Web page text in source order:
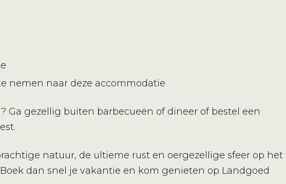
nemen naar deze accommodatie
Ga gezellig buiten barbecueën of dineer of bestel een
natuur, de ultieme rust en oergezellige sfeer op het
dan snel je vakantie en kom genieten op Landgoed